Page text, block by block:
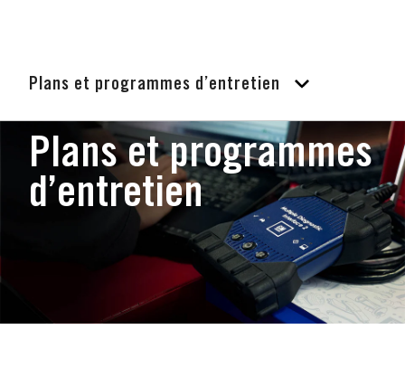
Plans et programmes d’entretien
Plans et programmes
d’entretien